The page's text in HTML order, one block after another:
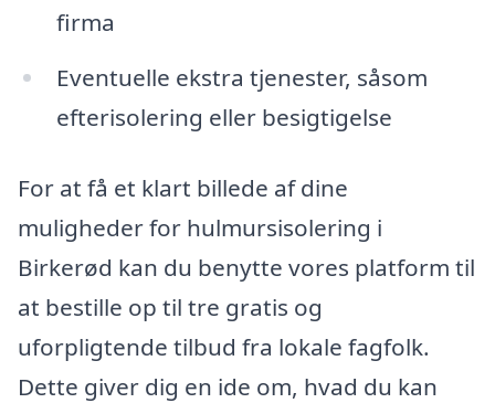
firma
Eventuelle ekstra tjenester, såsom
efterisolering eller besigtigelse
For at få et klart billede af dine
muligheder for hulmursisolering i
Birkerød kan du benytte vores platform til
at bestille op til tre gratis og
uforpligtende tilbud fra lokale fagfolk.
Dette giver dig en ide om, hvad du kan